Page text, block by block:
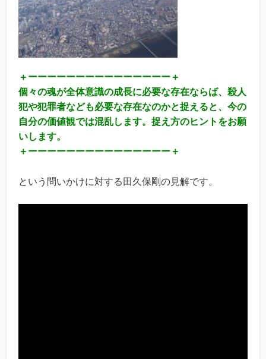
＋ーーーーーーーーーーーーーーー＋
個々の魂が全体意識の成長に必要な存在ならば、殺人
犯や犯罪者なども必要な存在なのかと捉えると、今の
自分の価値観では混乱します。捉え方のヒントをお願
いします。
＋ーーーーーーーーーーーーーーー＋
という問いかけに対する田久保剛の見解です。